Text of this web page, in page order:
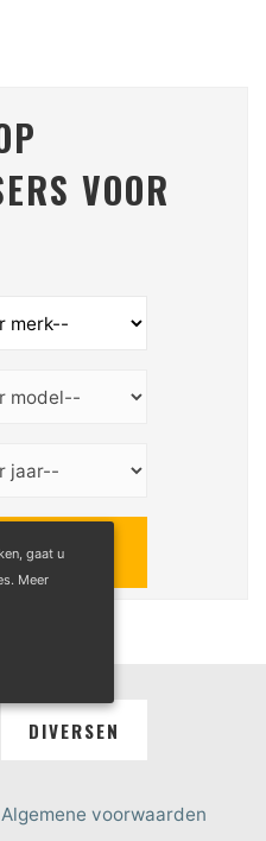
VOOR
DIVERSEN
Algemene voorwaarden
gaat u
Meer